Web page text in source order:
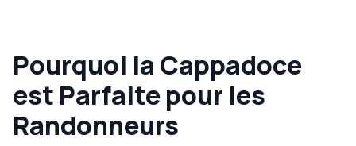
Pourquoi la Cappadoce
est Parfaite pour les
Randonneurs